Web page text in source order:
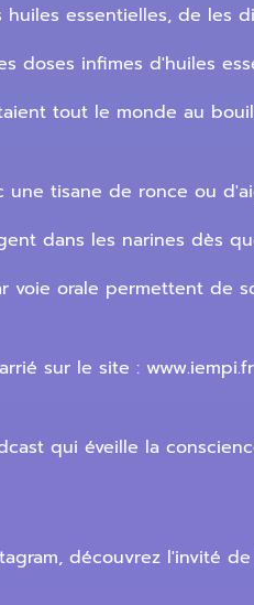
essentielles, de les
doses infimes d'huiles
tout le monde au
une tisane de ronce ou
dans les narines dès
voie orale permettent de
sur le site : www.iempi.fr
qui éveille la
découvrez l'invité